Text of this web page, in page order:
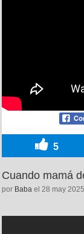
5
Cuando mamá
por Baba el 28 may